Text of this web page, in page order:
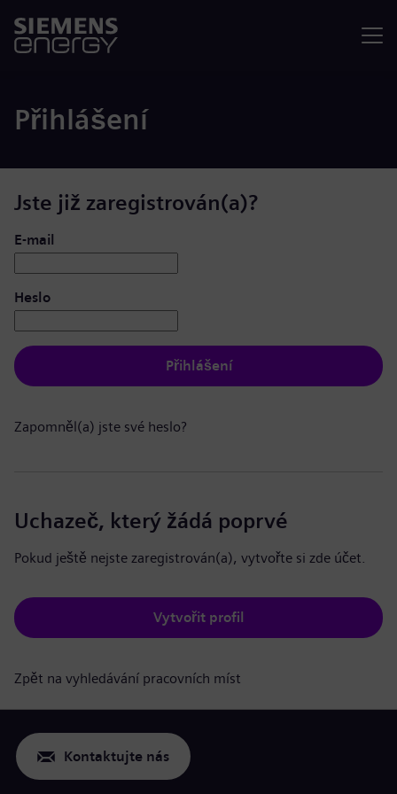
Přihlášení
Jste již zaregistrován(a)?
Přihlášení: uživatel a heslo
E-mail
Heslo
Přihlášení
Zapomněl(a) jste své heslo?
Uchazeč, který žádá poprvé
Pokud ještě nejste zaregistrován(a), vytvořte si zde účet.
Vytvořit profil
Zpět na vyhledávání pracovních míst
Kontaktujte nás